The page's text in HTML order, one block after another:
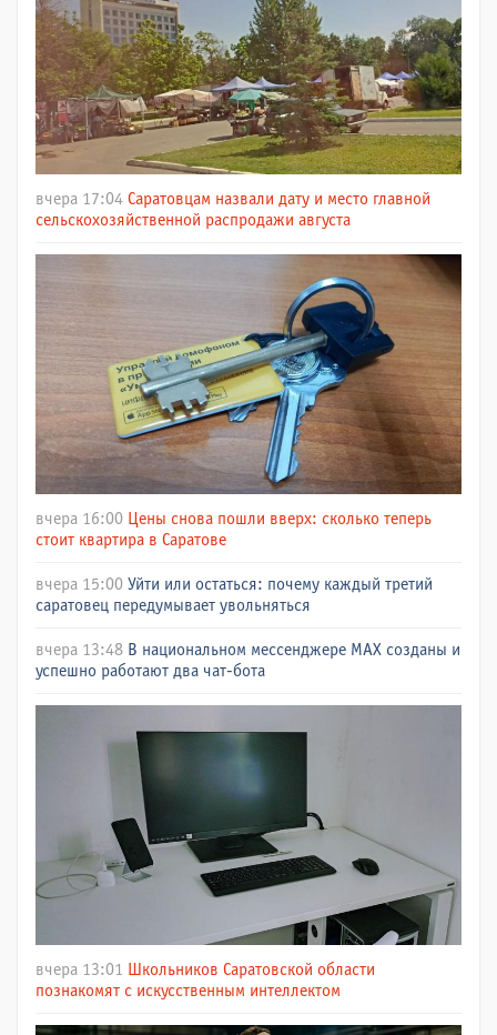
вчера 17:04 Саратовцам назвали дату и место главной
сельскохозяйственной распродажи августа
вчера 16:00 Цены снова пошли вверх: сколько теперь
стоит квартира в Саратове
вчера 15:00 Уйти или остаться: почему каждый третий
саратовец передумывает увольняться
вчера 13:48 В национальном мессенджере МАХ созданы и
успешно работают два чат-бота
вчера 13:01
Школьников Саратовской области
познакомят с искусственным интеллектом